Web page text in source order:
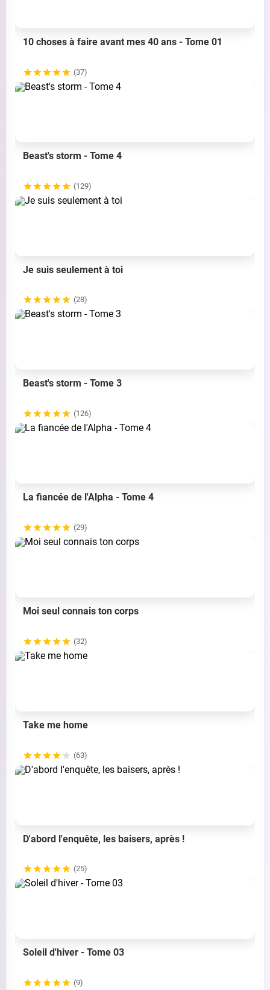
10 choses à faire avant mes 40 ans - Tome 01
(37)
Beast's storm - Tome 4
(129)
Je suis seulement à toi
(28)
Beast's storm - Tome 3
(126)
La fiancée de l'Alpha - Tome 4
(29)
Moi seul connais ton corps
(32)
Take me home
(63)
D'abord l'enquête, les baisers, après !
(25)
Soleil d'hiver - Tome 03
(9)